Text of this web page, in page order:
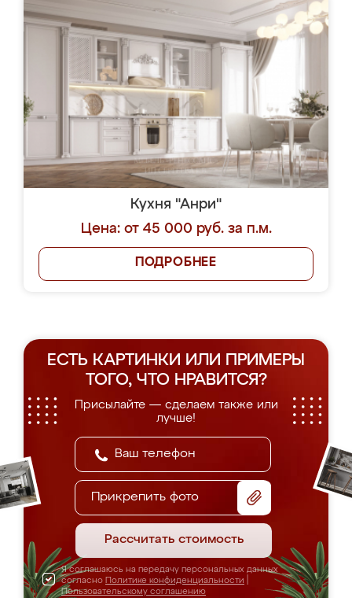
Кухня "Анри"
Цена: от 45 000 руб. за п.м.
ПОДРОБНЕЕ
ЕСТЬ КАРТИНКИ ИЛИ ПРИМЕРЫ
ТОГО, ЧТО НРАВИТСЯ?
Присылайте — сделаем также или
лучше!
Прикрепить фото
Рассчитать стоимость
Я соглашаюсь на передачу персональных данных
согласно Политике конфиденциальности
Пользовательскому соглашению